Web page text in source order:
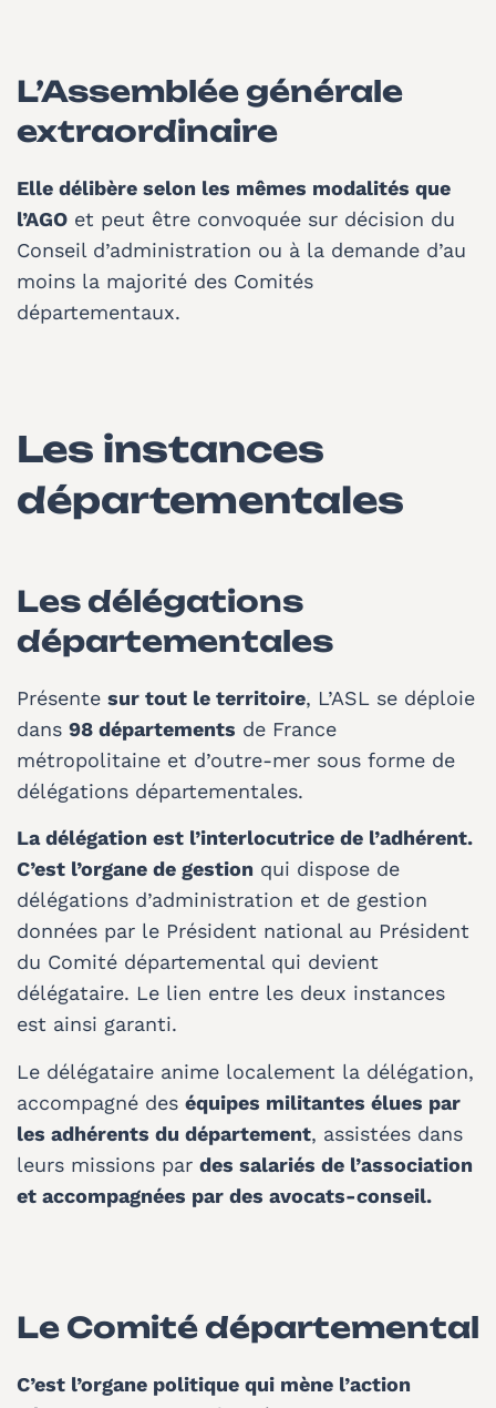
L’Assemblée générale
extraordinaire
Elle délibère selon les mêmes modalités que
l’AGO et peut être convoquée sur décision du
Conseil d’administration ou à la demande d’au
moins la majorité des Comités
départementaux.
Les instances
départementales
Les délégations
départementales
Présente sur tout le territoire, L’ASL se déploie
dans 98 départements de France
métropolitaine et d’outre-mer sous forme de
délégations départementales.
La délégation est l’interlocutrice de l’adhérent.
C’est l’organe de gestion qui dispose de
délégations d’administration et de gestion
données par le Président national au Président
du Comité départemental qui devient
délégataire. Le lien entre les deux instances
est ainsi garanti.
Le délégataire anime localement la délégation,
accompagné des équipes militantes élues par
les adhérents du département, assistées dans
leurs missions par des salariés de l’association
et accompagnées par des avocats-conseil.
Le Comité départemental
C’est l’organe politique qui mène l’action